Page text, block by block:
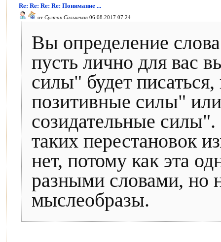
Re: Re: Re: Re: Понимание ...
от Султан Салькенов 06.08.2017 07:24
Вы определение
пусть лично для вас
силы" будет
позитивные силы"
созидательные
таких перестановок
нет, потому как эта
разными словами, но
мыслеобразы.